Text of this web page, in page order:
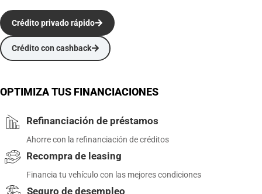
Crédito con cashback
Crédito privado rápido
OPTIMIZA TUS FINANCIACIONES
Refinanciación de préstamos
Ahorre con la refinanciación de créditos
Recompra de leasing
Financia tu vehículo con las mejores condiciones
Seguro de desempleo